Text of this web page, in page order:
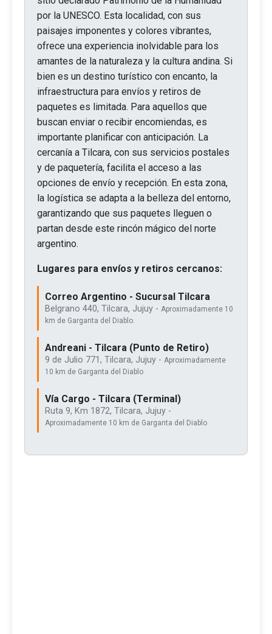
por la UNESCO. Esta localidad, con sus
paisajes imponentes y colores vibrantes,
ofrece una experiencia inolvidable para los
amantes de la naturaleza y la cultura andina. Si
bien es un destino turístico con encanto, la
infraestructura para envíos y retiros de
paquetes es limitada. Para aquellos que
buscan enviar o recibir encomiendas, es
importante planificar con anticipación. La
cercanía a Tilcara, con sus servicios postales
y de paquetería, facilita el acceso a las
opciones de envío y recepción. En esta zona,
la logística se adapta a la belleza del entorno,
garantizando que sus paquetes lleguen o
partan desde este rincón mágico del norte
argentino.
Lugares para envíos y retiros cercanos:
Correo Argentino - Sucursal Tilcara
Belgrano 440, Tilcara, Jujuy - Aproximadamente 10
km de Garganta del Diablo.
Andreani - Tilcara (Punto de Retiro)
9 de Julio 771, Tilcara, Jujuy - Aproximadamente
10 km de Garganta del Diablo
Vía Cargo - Tilcara (Terminal)
Ruta 9, Km 1872, Tilcara, Jujuy -
Aproximadamente 10 km de Garganta del Diablo